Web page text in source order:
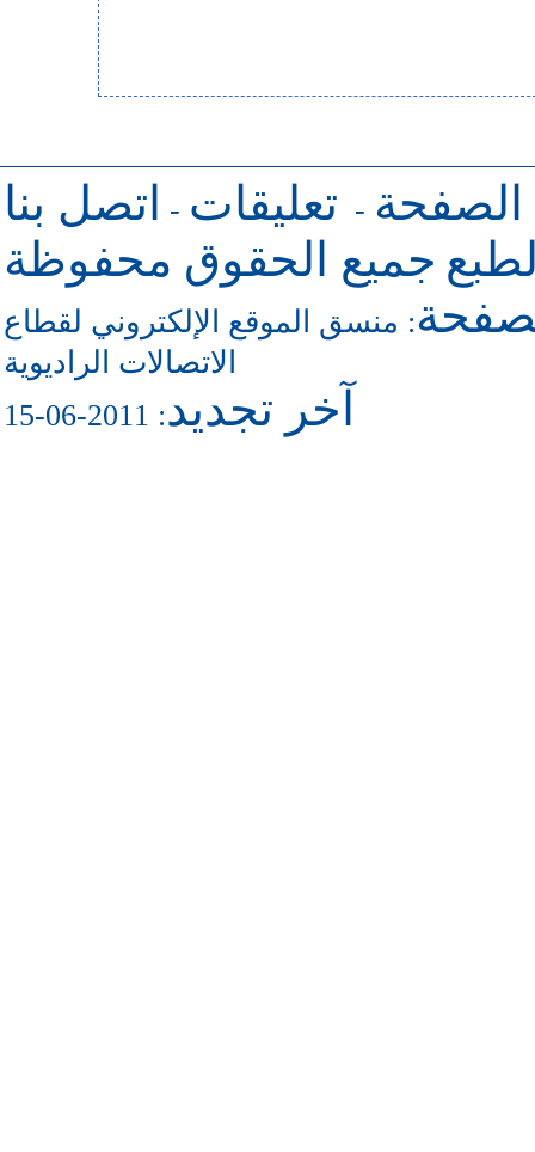
الصفحة - تعليقات -
اتصل بنا
جميع الحقوق محفوظة
: منسق الموقع الإلكتروني لقطاع
الاتصالات الراديوية
آخر تجديد: 2011-06-15